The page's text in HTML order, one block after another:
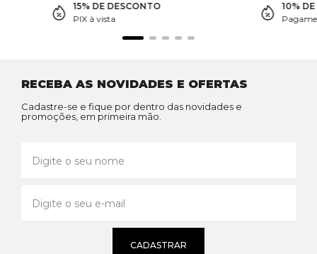
15% DE DESCONTO
PIX à vista
10%
RECEBA AS NOVIDADES E OFERTAS
Cadastre-se e fique por dentro das novidades e
promoções, em primeira mão.
CADASTRAR